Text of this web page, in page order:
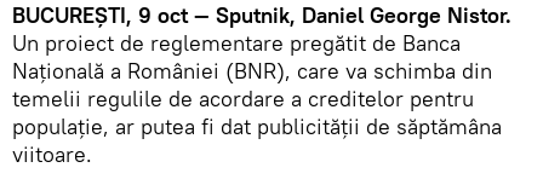
BUCUREȘTI, 9 oct — Sputnik, Daniel George Nistor.
Un proiect de reglementare pregătit de Banca
Națională a României (BNR), care va schimba din
temelii regulile de acordare a creditelor pentru
populaţie, ar putea fi dat publicității de săptămâna
viitoare.